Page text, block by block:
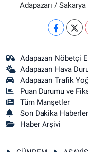
Adapazarı / Sakarya
Adapazarı Nöbetçi
Adapazarı Hava
Adapazarı Trafik
Puan Durumu ve
Tüm Manşetler
Son Dakika
Haber Arşivi